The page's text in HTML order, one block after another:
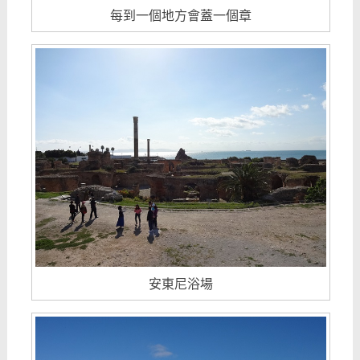
每到一個地方會蓋一個章
安東尼浴場